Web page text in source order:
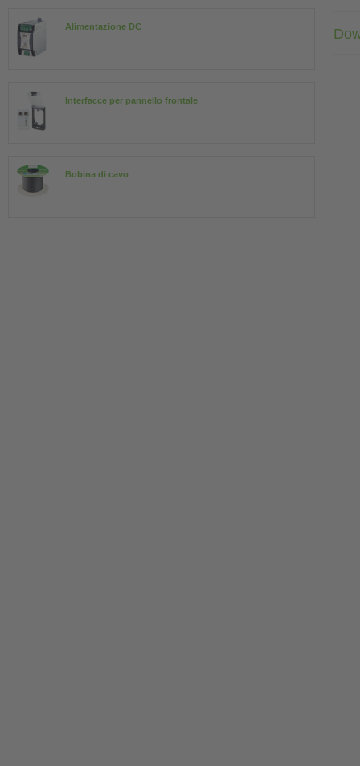
Alimentazione DC
Interfacce per pannello frontale
Bobina di cavo